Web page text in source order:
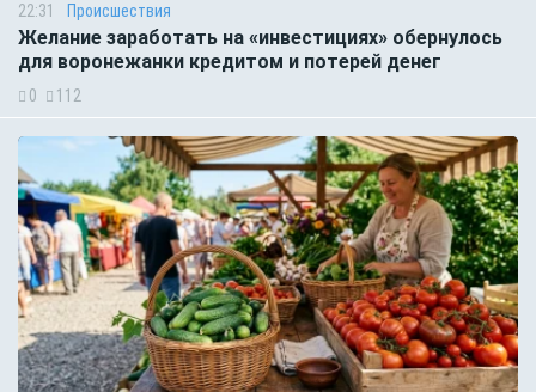
22:31 Происшествия
Желание заработать на «инвестициях» обернулось
для воронежанки кредитом и потерей денег
0 112